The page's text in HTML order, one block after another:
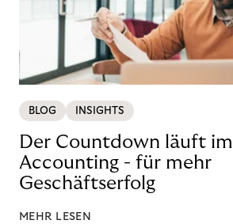
BLOG INSIGHTS
Der Countdown läuft im
Accounting - für mehr
Geschäftserfolg
MEHR LESEN